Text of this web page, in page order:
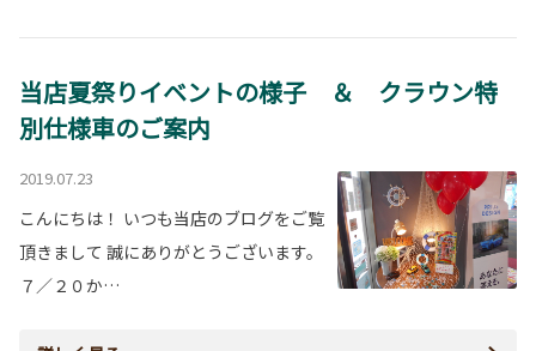
当店夏祭りイベントの様子 ＆ クラウン特
別仕様車のご案内
2019.07.23
こんにちは！ いつも当店のブログをご覧
頂きまして 誠にありがとうございます。
７／２０か…